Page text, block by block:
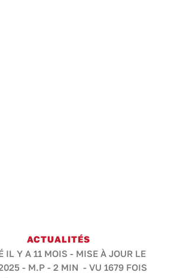
ACTUALITÉS
IL Y A 11 MOIS - MISE À JOUR LE
- M.P- 2 MIN - VU 1679 FOIS